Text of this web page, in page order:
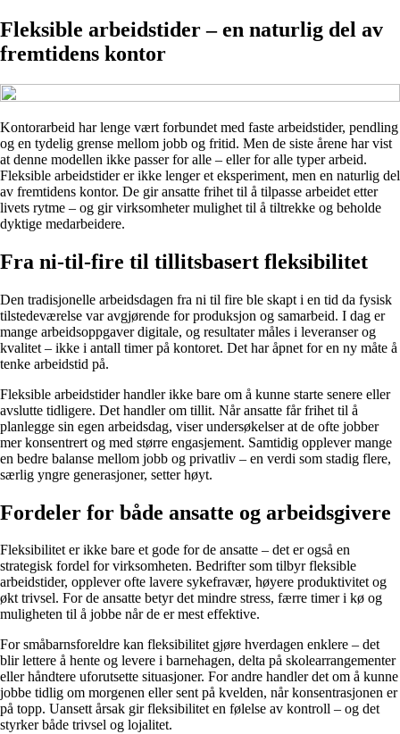
Fleksible arbeidstider – en naturlig del av
fremtidens kontor
Kontorarbeid har lenge vært forbundet med faste arbeidstider, pendling
og en tydelig grense mellom jobb og fritid. Men de siste årene har vist
at denne modellen ikke passer for alle – eller for alle typer arbeid.
Fleksible arbeidstider er ikke lenger et eksperiment, men en naturlig del
av fremtidens kontor. De gir ansatte frihet til å tilpasse arbeidet etter
livets rytme – og gir virksomheter mulighet til å tiltrekke og beholde
dyktige medarbeidere.
Fra ni-til-fire til tillitsbasert fleksibilitet
Den tradisjonelle arbeidsdagen fra ni til fire ble skapt i en tid da fysisk
tilstedeværelse var avgjørende for produksjon og samarbeid. I dag er
mange arbeidsoppgaver digitale, og resultater måles i leveranser og
kvalitet – ikke i antall timer på kontoret. Det har åpnet for en ny måte å
tenke arbeidstid på.
Fleksible arbeidstider handler ikke bare om å kunne starte senere eller
avslutte tidligere. Det handler om tillit. Når ansatte får frihet til å
planlegge sin egen arbeidsdag, viser undersøkelser at de ofte jobber
mer konsentrert og med større engasjement. Samtidig opplever mange
en bedre balanse mellom jobb og privatliv – en verdi som stadig flere,
særlig yngre generasjoner, setter høyt.
Fordeler for både ansatte og arbeidsgivere
Fleksibilitet er ikke bare et gode for de ansatte – det er også en
strategisk fordel for virksomheten. Bedrifter som tilbyr fleksible
arbeidstider, opplever ofte lavere sykefravær, høyere produktivitet og
økt trivsel. For de ansatte betyr det mindre stress, færre timer i kø og
muligheten til å jobbe når de er mest effektive.
For småbarnsforeldre kan fleksibilitet gjøre hverdagen enklere – det
blir lettere å hente og levere i barnehagen, delta på skolearrangementer
eller håndtere uforutsette situasjoner. For andre handler det om å kunne
jobbe tidlig om morgenen eller sent på kvelden, når konsentrasjonen er
på topp. Uansett årsak gir fleksibilitet en følelse av kontroll – og det
styrker både trivsel og lojalitet.